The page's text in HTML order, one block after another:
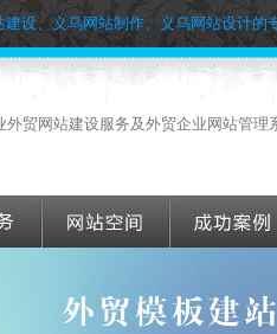
设、义乌网站制作、义乌网站设计
外贸网站建设服务及外贸企业网站管理